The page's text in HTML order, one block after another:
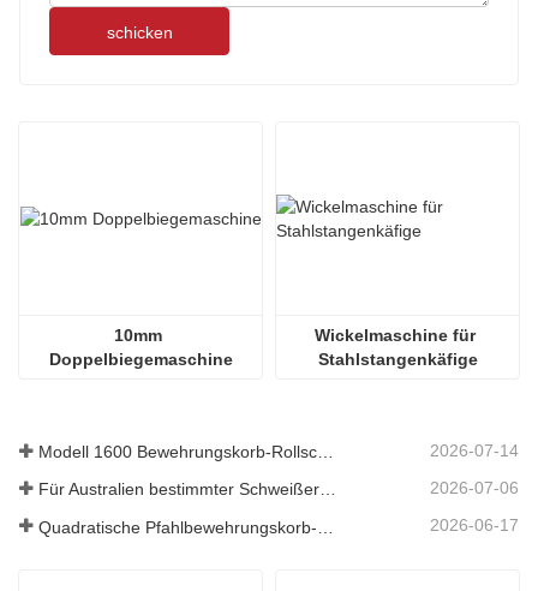
schicken
10mm
Doppelbiegemaschine
Wickelmaschine für
Stahlstangenkäfige
2026-07-14
Für Australien bestimmter Schweißer für Bewehrungskörbe 2026-07-06
2026-06-17